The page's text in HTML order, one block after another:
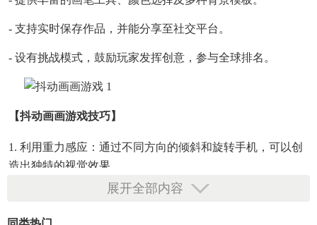
- 支持实时保存作品，并能分享至社交平台。
- 设有挑战模式，鼓励玩家发挥创意，参与全球排名。
【抖动画画游戏技巧】
1. 利用重力感应：通过不同方向的倾斜和旋转手机，可以创
造出独特的视觉效果。
2. 色彩叠加：在原有图层上再次作画，探索色彩混合的奥
展开全部内容